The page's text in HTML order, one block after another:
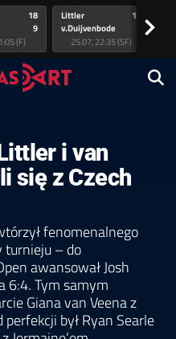
18
9
(F)
Littler
v.Duijvenbode
17
25.07, 22:35 (SF)
>
i van
się z Czech
fenomenalnego
turnieju – do
awansował Josh
6:4. Tym samym
Giana van Veena z
był Ryan Searle